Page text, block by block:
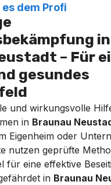
dem Profi
in
– Für
gesundes
und wirkungsvolle
in Braunau
Eigenheim oder
nutzen geprüfte
für eine effektive
in Braunau